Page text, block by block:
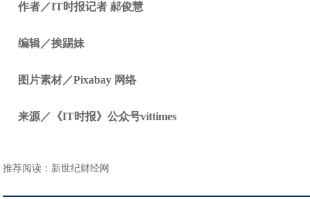
作者／IT时报记者 郝俊慧
编辑／挨踢妹
图片素材／Pixabay 网络
来源／《IT时报》公众号vittimes
推荐阅读： 新世纪财经网